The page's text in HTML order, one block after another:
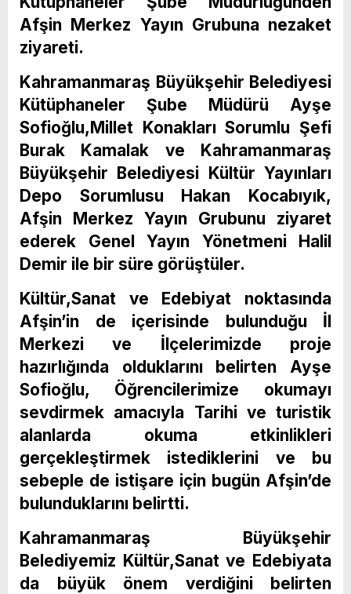
Afşin Merkez Yayın Grubuna nezaket
ziyareti.
Kahramanmaraş Büyükşehir Belediyesi
Kütüphaneler Şube Müdürü Ayşe
Sofioğlu,Millet Konakları Sorumlu Şefi
Burak Kamalak ve Kahramanmaraş
Büyükşehir Belediyesi Kültür Yayınları
Depo Sorumlusu Hakan Kocabıyık,
Afşin Merkez Yayın Grubunu ziyaret
ederek Genel Yayın Yönetmeni Halil
Demir ile bir süre görüştüler.
Kültür,Sanat ve Edebiyat noktasında
Afşin’in de içerisinde bulunduğu İl
Merkezi ve İlçelerimizde proje
hazırlığında olduklarını belirten Ayşe
Sofioğlu, Öğrencilerimize okumayı
sevdirmek amacıyla Tarihi ve turistik
alanlarda okuma etkinlikleri
gerçekleştirmek istediklerini ve bu
sebeple de istişare için bugün Afşin’de
bulunduklarını belirtti.
Kahramanmaraş Büyükşehir
Belediyemiz Kültür,Sanat ve Edebiyata
da büyük önem verdiğini belirten